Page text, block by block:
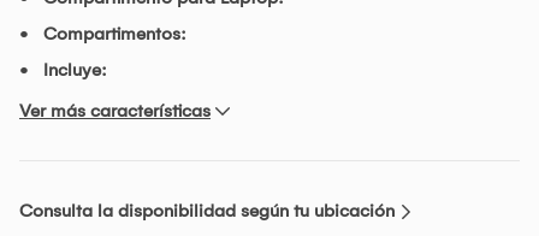
Compartimentos:
Incluye:
Ver más características
Consulta la disponibilidad según tu ubicación